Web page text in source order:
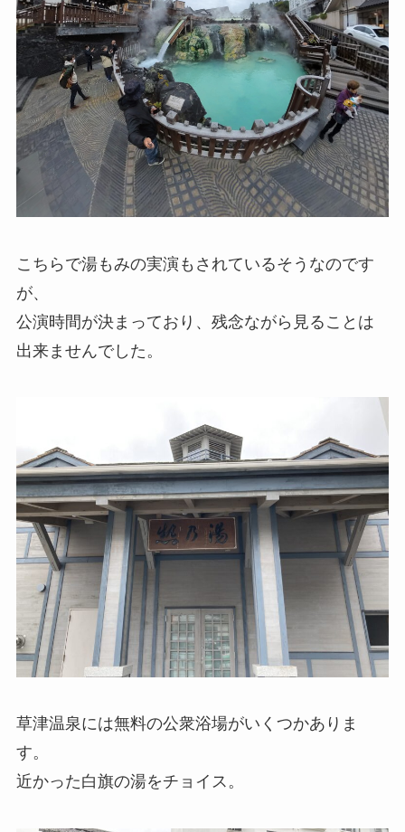
こちらで湯もみの実演もされているそうなのです
が、
公演時間が決まっており、残念ながら見ることは
出来ませんでした。
草津温泉には無料の公衆浴場がいくつかありま
す。
近かった白旗の湯をチョイス。